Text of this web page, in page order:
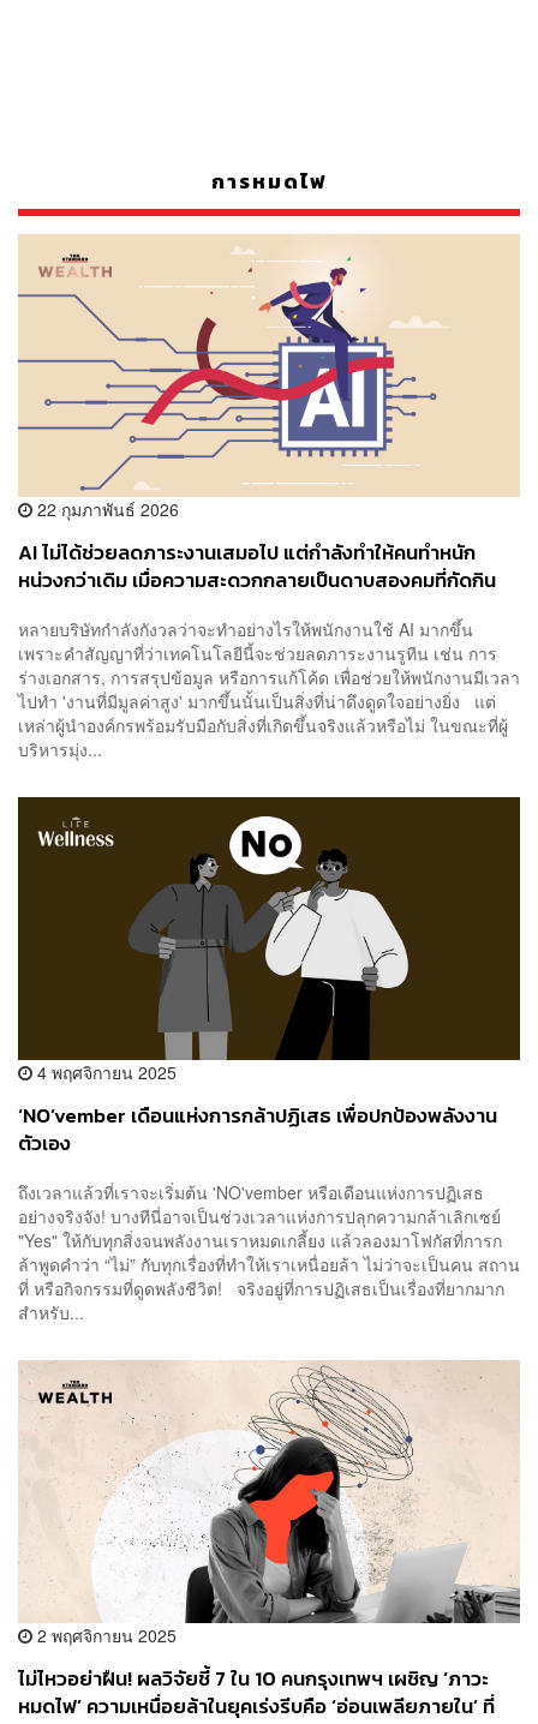
การหมดไฟ
22 กุมภาพันธ์ 2026
AI ไม่ได้ช่วยลดภาระงานเสมอไป แต่กำลังทำให้คนทำหนัก
หน่วงกว่าเดิม เมื่อความสะดวกกลายเป็นดาบสองคมที่กัดกิน
หลายบริษัทกำลังกังวลว่าจะทำอย่างไรให้พนักงานใช้ AI มากขึ้น
เพราะคำสัญญาที่ว่าเทคโนโลยีนี้จะช่วยลดภาระงานรูทีน เช่น การ
ร่างเอกสาร, การสรุปข้อมูล หรือการแก้โค้ด เพื่อช่วยให้พนักงานมีเวลา
ไปทำ 'งานที่มีมูลค่าสูง' มากขึ้นนั้นเป็นสิ่งที่น่าดึงดูดใจอย่างยิ่ง แต่
เหล่าผู้นำองค์กรพร้อมรับมือกับสิ่งที่เกิดขึ้นจริงแล้วหรือไม่ ในขณะที่ผู้
บริหารมุ่ง...
4 พฤศจิกายน 2025
‘NO’vember เดือนแห่งการกล้าปฏิเสธ เพื่อปกป้องพลังงาน
ตัวเอง
ถึงเวลาแล้วที่เราจะเริ่มต้น 'NO'vember หรือเดือนแห่งการปฏิเสธ
อย่างจริงจัง! บางทีนี่อาจเป็นช่วงเวลาแห่งการปลุกความกล้าเลิกเซย์
"Yes" ให้กับทุกสิ่งจนพลังงานเราหมดเกลี้ยง แล้วลองมาโฟกัสที่การก
ล้าพูดคำว่า “ไม่” กับทุกเรื่องที่ทำให้เราเหนื่อยล้า ไม่ว่าจะเป็นคน สถาน
ที่ หรือกิจกรรมที่ดูดพลังชีวิต! จริงอยู่ที่การปฏิเสธเป็นเรื่องที่ยากมาก
สำหรับ...
2 พฤศจิกายน 2025
ไม่ไหวอย่าฝืน! ผลวิจัยชี้ 7 ใน 10 คนกรุงเทพฯ เผชิญ ‘ภาวะ
หมดไฟ’ ความเหนื่อยล้าในยุคเร่งรีบคือ ‘อ่อนเพลียภายใน’ ที่